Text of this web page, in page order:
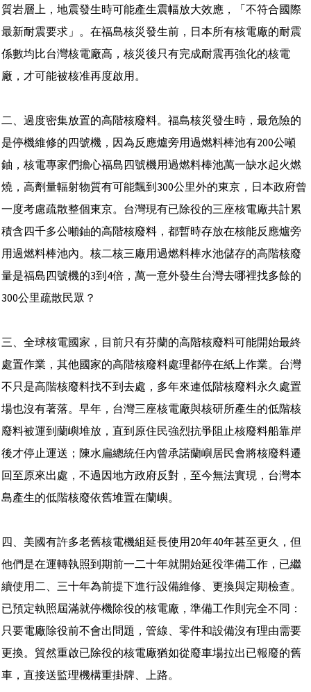
質岩層上，地震發生時可能產生震幅放大效應，「不符合國際
最新耐震要求」。在福島核災發生前，日本所有核電廠的耐震
係數均比台灣核電廠高，核災後只有完成耐震再強化的核電
廠，才可能被核准再度啟用。
二、過度密集放置的高階核廢料。福島核災發生時，最危險的
是停機維修的四號機，因為反應爐旁用過燃料棒池有200公噸
鈾，核電專家們擔心福島四號機用過燃料棒池萬一缺水起火燃
燒，高劑量輻射物質有可能飄到300公里外的東京，日本政府曾
一度考慮疏散整個東京。台灣現有已除役的三座核電廠共計累
積含四千多公噸鈾的高階核廢料，都暫時存放在核能反應爐旁
用過燃料棒池內。核二核三廠用過燃料棒水池儲存的高階核廢
量是福島四號機的3到4倍，萬一意外發生台灣去哪裡找多餘的
300公里疏散民眾？
三、全球核電國家，目前只有芬蘭的高階核廢料可能開始最終
處置作業，其他國家的高階核廢料處理都停在紙上作業。台灣
不只是高階核廢料找不到去處，多年來連低階核廢料永久處置
場也沒有著落。早年，台灣三座核電廠與核研所產生的低階核
廢料被運到蘭嶼堆放，直到原住民強烈抗爭阻止核廢料船靠岸
後才停止運送；陳水扁總統任內曾承諾蘭嶼居民會將核廢料遷
回至原來出處，不過因地方政府反對，至今無法實現，台灣本
島產生的低階核廢依舊堆置在蘭嶼。
四、美國有許多老舊核電機組延長使用20年40年甚至更久，但
他們是在運轉執照到期前一二十年就開始延役準備工作，已繼
續使用二、三十年為前提下進行設備維修、更換與定期檢查。
已預定執照屆滿就停機除役的核電廠，準備工作則完全不同：
只要電廠除役前不會出問題，管線、零件和設備沒有理由需要
更換。貿然重啟已除役的核電廠猶如從廢車場拉出已報廢的舊
車，直接送監理機構重掛牌、上路。